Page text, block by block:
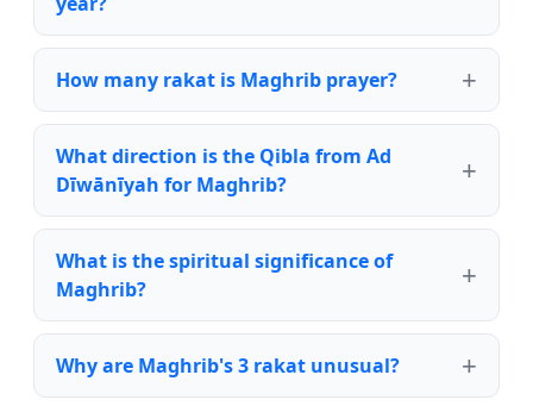
How many rakat is Maghrib prayer?
What direction is the Qibla from Ad
Dīwānīyah for Maghrib?
What is the spiritual significance of
Maghrib?
Why are Maghrib's 3 rakat unusual?